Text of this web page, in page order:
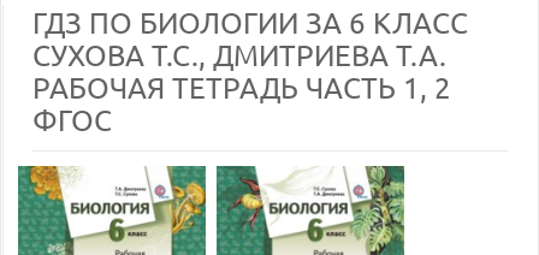
ГДЗ ПО БИОЛОГИИ ЗА 6 КЛАСС
СУХОВА Т.С., ДМИТРИЕВА Т.А.
РАБОЧАЯ ТЕТРАДЬ ЧАСТЬ 1, 2
ФГОС